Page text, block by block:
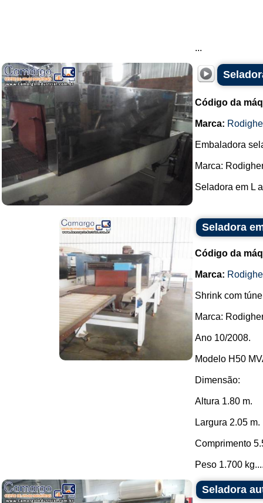
...
Código da
Marca:
Embaladora
Marca:
Seladora em L
Seladora
Código da
Marca:
Shrink com
Marca:
Ano 10/2008.
Modelo H50
Dimensão:
Altura 1.80 m.
Largura 2.05 m.
Comprimento
Peso 1.700
Seladora